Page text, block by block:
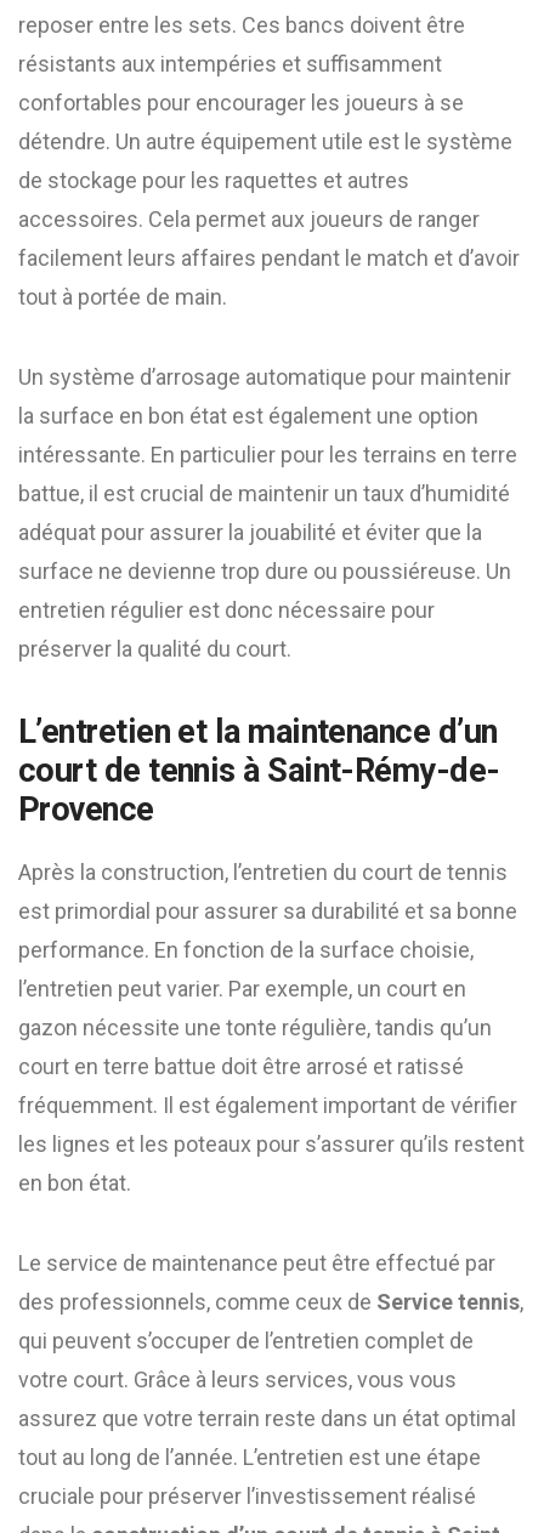
reposer entre les sets. Ces bancs doivent être
résistants aux intempéries et suffisamment
confortables pour encourager les joueurs à se
détendre. Un autre équipement utile est le système
de stockage pour les raquettes et autres
accessoires. Cela permet aux joueurs de ranger
facilement leurs affaires pendant le match et d’avoir
tout à portée de main.
Un système d’arrosage automatique pour maintenir
la surface en bon état est également une option
intéressante. En particulier pour les terrains en terre
battue, il est crucial de maintenir un taux d’humidité
adéquat pour assurer la jouabilité et éviter que la
surface ne devienne trop dure ou poussiéreuse. Un
entretien régulier est donc nécessaire pour
préserver la qualité du court.
L’entretien et la maintenance d’un
court de tennis à Saint-Rémy-de-
Provence
Après la construction, l’entretien du court de tennis
est primordial pour assurer sa durabilité et sa bonne
performance. En fonction de la surface choisie,
l’entretien peut varier. Par exemple, un court en
gazon nécessite une tonte régulière, tandis qu’un
court en terre battue doit être arrosé et ratissé
fréquemment. Il est également important de vérifier
les lignes et les poteaux pour s’assurer qu’ils restent
en bon état.
Le service de maintenance peut être effectué par
des professionnels, comme ceux de Service tennis,
qui peuvent s’occuper de l’entretien complet de
votre court. Grâce à leurs services, vous vous
assurez que votre terrain reste dans un état optimal
tout au long de l’année. L’entretien est une étape
cruciale pour préserver l’investissement réalisé